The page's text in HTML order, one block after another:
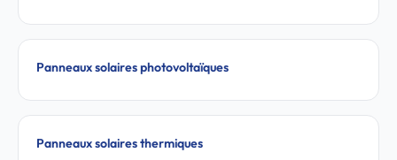
Panneaux solaires photovoltaïques
Panneaux solaires thermiques